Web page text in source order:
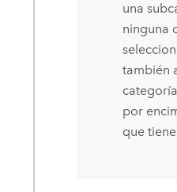
una
ninguna
también
por
que